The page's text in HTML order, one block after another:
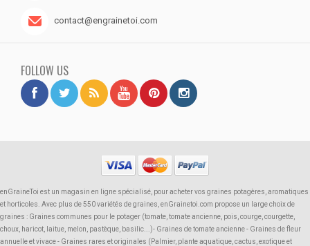
contact@engrainetoi.com
FOLLOW US
enGraineToi est un magasin en ligne spécialisé, pour acheter vos graines potagères, aromatiques
et horticoles. Avec plus de 550 variétés de graines, enGrainetoi.com propose un large choix de
graines : Graines communes pour le potager (tomate, tomate ancienne, pois, courge, courgette,
choux, haricot, laitue, melon, pastèque, basilic...)- Graines de tomate ancienne - Graines de fleur
annuelle et vivace - Graines rares et originales (Palmier, plante aquatique, cactus, exotique et